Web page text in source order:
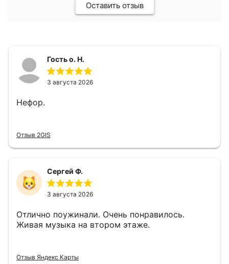
Оставить отзыв
Гость о. Н.
3 августа 2026
Нефор.
Отзыв 2GIS
Сергей Ф.
3 августа 2026
Отлично поужинали. Очень понравилось.
Живая музыка на втором этаже.
Отзыв Яндекс Карты